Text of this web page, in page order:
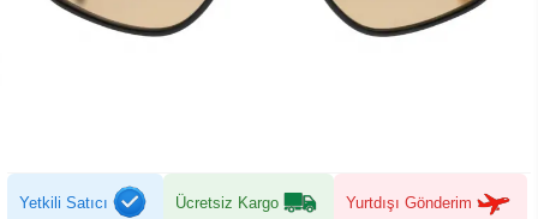
Yetkili Satıcı Ücretsiz Kargo Yurtdışı Gönderim